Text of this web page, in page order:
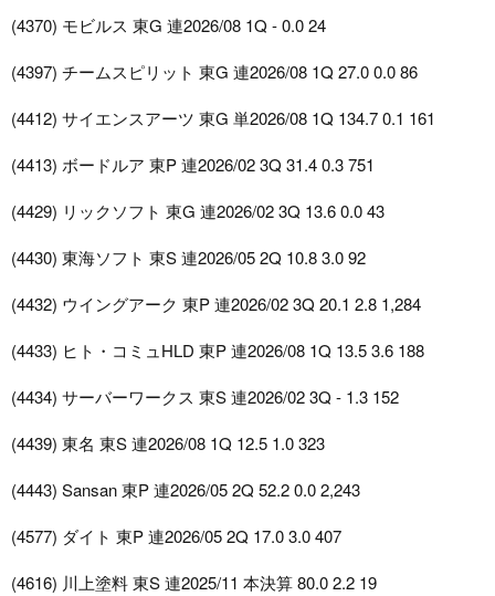
(4370) モビルス 東G 連2026/08 1Q - 0.0 24
(4397) チームスピリット 東G 連2026/08 1Q 27.0 0.0 86
(4412) サイエンスアーツ 東G 単2026/08 1Q 134.7 0.1 161
(4413) ボードルア 東P 連2026/02 3Q 31.4 0.3 751
(4429) リックソフト 東G 連2026/02 3Q 13.6 0.0 43
(4430) 東海ソフト 東S 連2026/05 2Q 10.8 3.0 92
(4432) ウイングアーク 東P 連2026/02 3Q 20.1 2.8 1,284
(4433) ヒト・コミュHLD 東P 連2026/08 1Q 13.5 3.6 188
(4434) サーバーワークス 東S 連2026/02 3Q - 1.3 152
(4439) 東名 東S 連2026/08 1Q 12.5 1.0 323
(4443) Sansan 東P 連2026/05 2Q 52.2 0.0 2,243
(4577) ダイト 東P 連2026/05 2Q 17.0 3.0 407
(4616) 川上塗料 東S 連2025/11 本決算 80.0 2.2 19